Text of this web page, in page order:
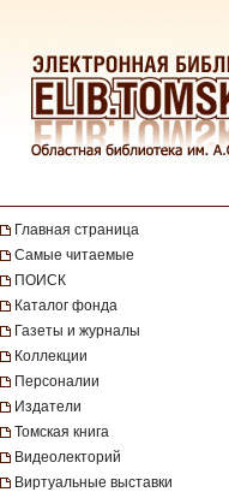
Главная страница
Самые читаемые
ПОИСК
Каталог фонда
Газеты и журналы
Коллекции
Персоналии
Издатели
Томская книга
Видеолекторий
Виртуальные выставки